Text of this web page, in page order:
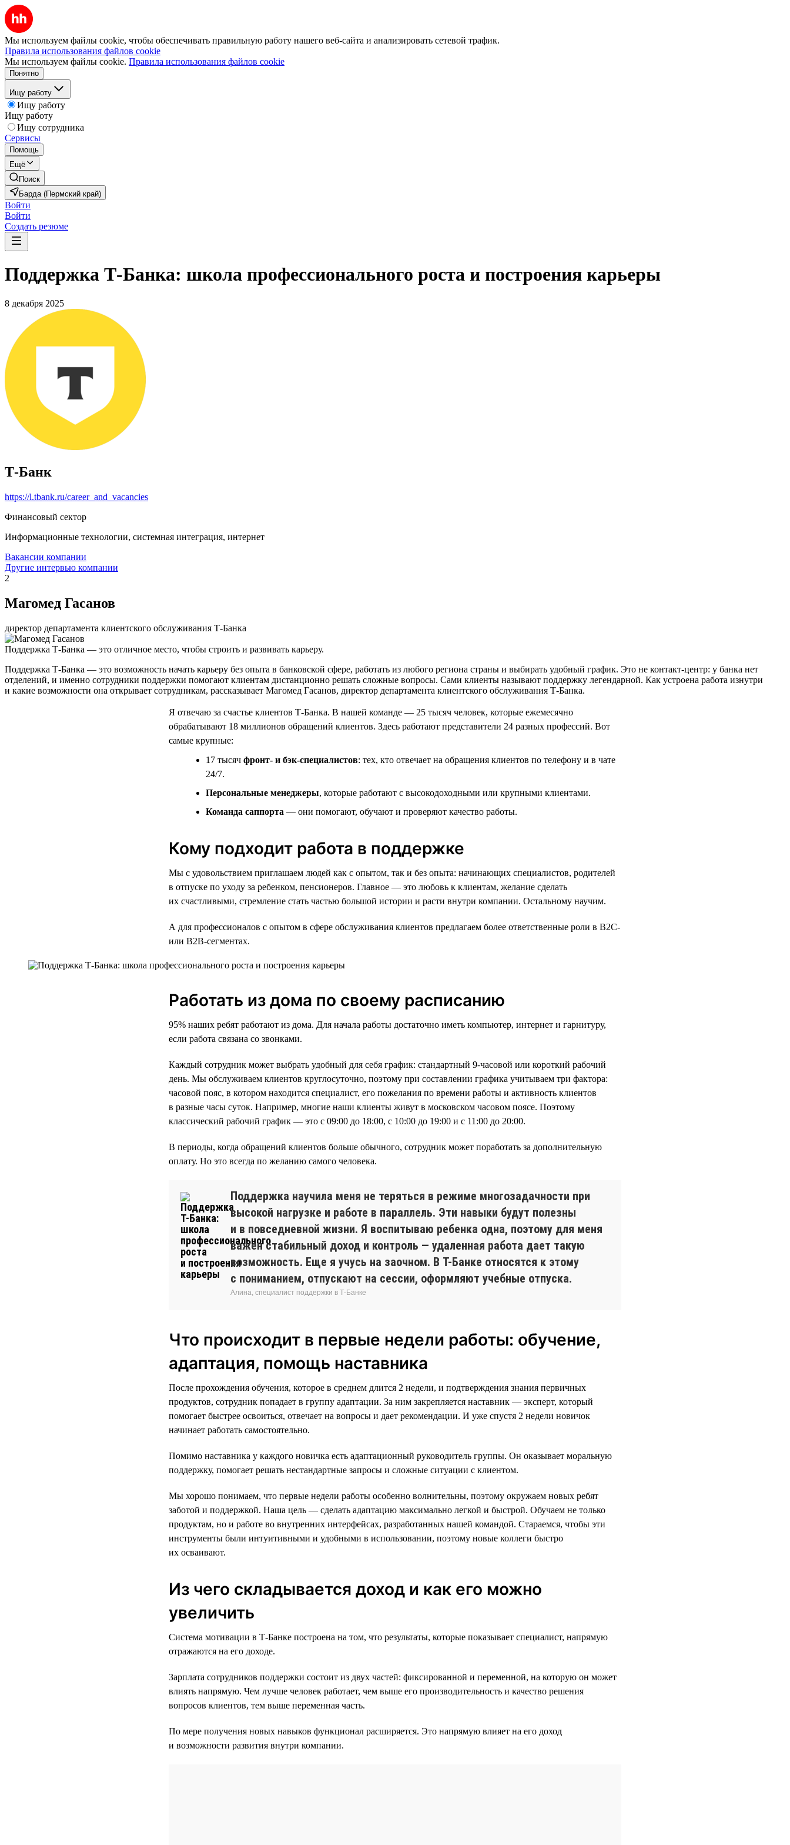
Мы используем файлы cookie, чтобы обеспечивать правильную работу нашего веб-сайта и анализировать сетевой трафик.
Правила использования файлов cookie
Мы используем файлы cookie. Правила использования файлов cookie
Понятно
Ищу работу
Ищу работу
Ищу работу
Ищу сотрудника
Сервисы
Помощь
Ещё
Поиск
Барда (Пермский край)
Войти
Войти
Создать резюме
Поддержка Т-Банка: школа профессионального роста и построения карьеры
8 декабря 2025
Т-Банк
https://l.tbank.ru/career_and_vacancies
Финансовый сектор
Информационные технологии, системная интеграция, интернет
Вакансии компании
Другие интервью компании
2
Магомед Гасанов
директор департамента клиентского обслуживания Т-Банка
Поддержка Т-Банка — это отличное место, чтобы строить и развивать карьеру.
Поддержка Т-Банка — это возможность начать карьеру без опыта в банковской сфере, работать из любого региона страны и выбирать удобный график. Это не контакт-центр: у банка нет
отделений, и именно сотрудники поддержки помогают клиентам дистанционно решать сложные вопросы. Сами клиенты называют поддержку легендарной. Как устроена работа изнутри
и какие возможности она открывает сотрудникам, рассказывает Магомед Гасанов, директор департамента клиентского обслуживания Т-Банка.
Я отвечаю за счастье клиентов Т-Банка. В нашей команде — 25 тысяч человек, которые ежемесячно
обрабатывают 18 миллионов обращений клиентов. Здесь работают представители 24 разных профессий. Вот
самые крупные:
17 тысяч фронт- и бэк-специалистов: тех, кто отвечает на обращения клиентов по телефону и в чате
24/7.
Персональные менеджеры, которые работают с высокодоходными или крупными клиентами.
Команда саппорта — они помогают, обучают и проверяют качество работы.
Кому подходит работа в поддержке
Мы с удовольствием приглашаем людей как с опытом, так и без опыта: начинающих специалистов, родителей
в отпуске по уходу за ребенком, пенсионеров. Главное — это любовь к клиентам, желание сделать
их счастливыми, стремление стать частью большой истории и расти внутри компании. Остальному научим.
А для профессионалов с опытом в сфере обслуживания клиентов предлагаем более ответственные роли в B2C-
или B2B-сегментах.
Работать из дома по своему расписанию
95% наших ребят работают из дома. Для начала работы достаточно иметь компьютер, интернет и гарнитуру,
если работа связана со звонками.
Каждый сотрудник может выбрать удобный для себя график: стандартный 9-часовой или короткий рабочий
день. Мы обслуживаем клиентов круглосуточно, поэтому при составлении графика учитываем три фактора:
часовой пояс, в котором находится специалист, его пожелания по времени работы и активность клиентов
в разные часы суток. Например, многие наши клиенты живут в московском часовом поясе. Поэтому
классический рабочий график — это с 09:00 до 18:00, с 10:00 до 19:00 и с 11:00 до 20:00.
В периоды, когда обращений клиентов больше обычного, сотрудник может поработать за дополнительную
оплату. Но это всегда по желанию самого человека.
Поддержка научила меня не теряться в режиме многозадачности при
высокой нагрузке и работе в параллель. Эти навыки будут полезны
и в повседневной жизни. Я воспитываю ребенка одна, поэтому для меня
важен стабильный доход и контроль — удаленная работа дает такую
возможность. Еще я учусь на заочном. В Т-Банке относятся к этому
с пониманием, отпускают на сессии, оформляют учебные отпуска.
Алина, специалист поддержки в Т-Банке
Что происходит в первые недели работы: обучение,
адаптация, помощь наставника
После прохождения обучения, которое в среднем длится 2 недели, и подтверждения знания первичных
продуктов, сотрудник попадает в группу адаптации. За ним закрепляется наставник — эксперт, который
помогает быстрее освоиться, отвечает на вопросы и дает рекомендации. И уже спустя 2 недели новичок
начинает работать самостоятельно.
Помимо наставника у каждого новичка есть адаптационный руководитель группы. Он оказывает моральную
поддержку, помогает решать нестандартные запросы и сложные ситуации с клиентом.
Мы хорошо понимаем, что первые недели работы особенно волнительны, поэтому окружаем новых ребят
заботой и поддержкой. Наша цель — сделать адаптацию максимально легкой и быстрой. Обучаем не только
продуктам, но и работе во внутренних интерфейсах, разработанных нашей командой. Стараемся, чтобы эти
инструменты были интуитивными и удобными в использовании, поэтому новые коллеги быстро
их осваивают.
Из чего складывается доход и как его можно
увеличить
Система мотивации в Т-Банке построена на том, что результаты, которые показывает специалист, напрямую
отражаются на его доходе.
Зарплата сотрудников поддержки состоит из двух частей: фиксированной и переменной, на которую он может
влиять напрямую. Чем лучше человек работает, чем выше его производительность и качество решения
вопросов клиентов, тем выше переменная часть.
По мере получения новых навыков функционал расширяется. Это напрямую влияет на его доход
и возможности развития внутри компании.